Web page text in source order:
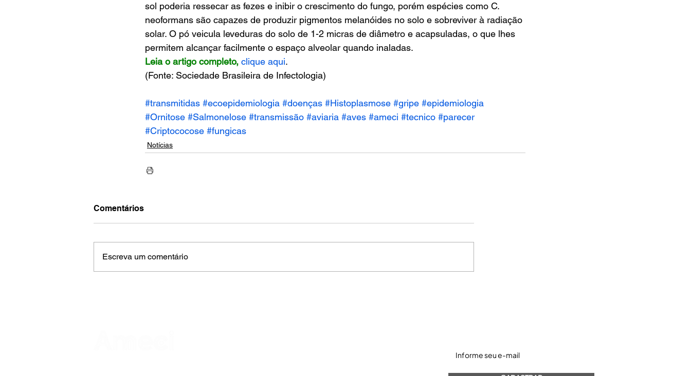
sol poderia ressecar as fezes e inibir o crescimento do fungo, porém espécies como C.
neoformans são capazes de produzir pigmentos melanóides no solo e sobreviver à radiação
solar. O pó veicula leveduras do solo de 1-2 micras de diâmetro e acapsuladas, o que lhes
permitem alcançar facilmente o espaço alveolar quando inaladas.
Leia o artigo completo, clique aqui.
(Fonte: Sociedade Brasileira de Infectologia)
#transmitidas #ecoepidemiologia #doenças #Histoplasmose #gripe #epidemiologia
#Ornitose #Salmonelose #transmissão #aviaria #aves #ameci #tecnico #parecer
#Criptococose #fungicas
Notícias
Comentários
Escreva um comentário